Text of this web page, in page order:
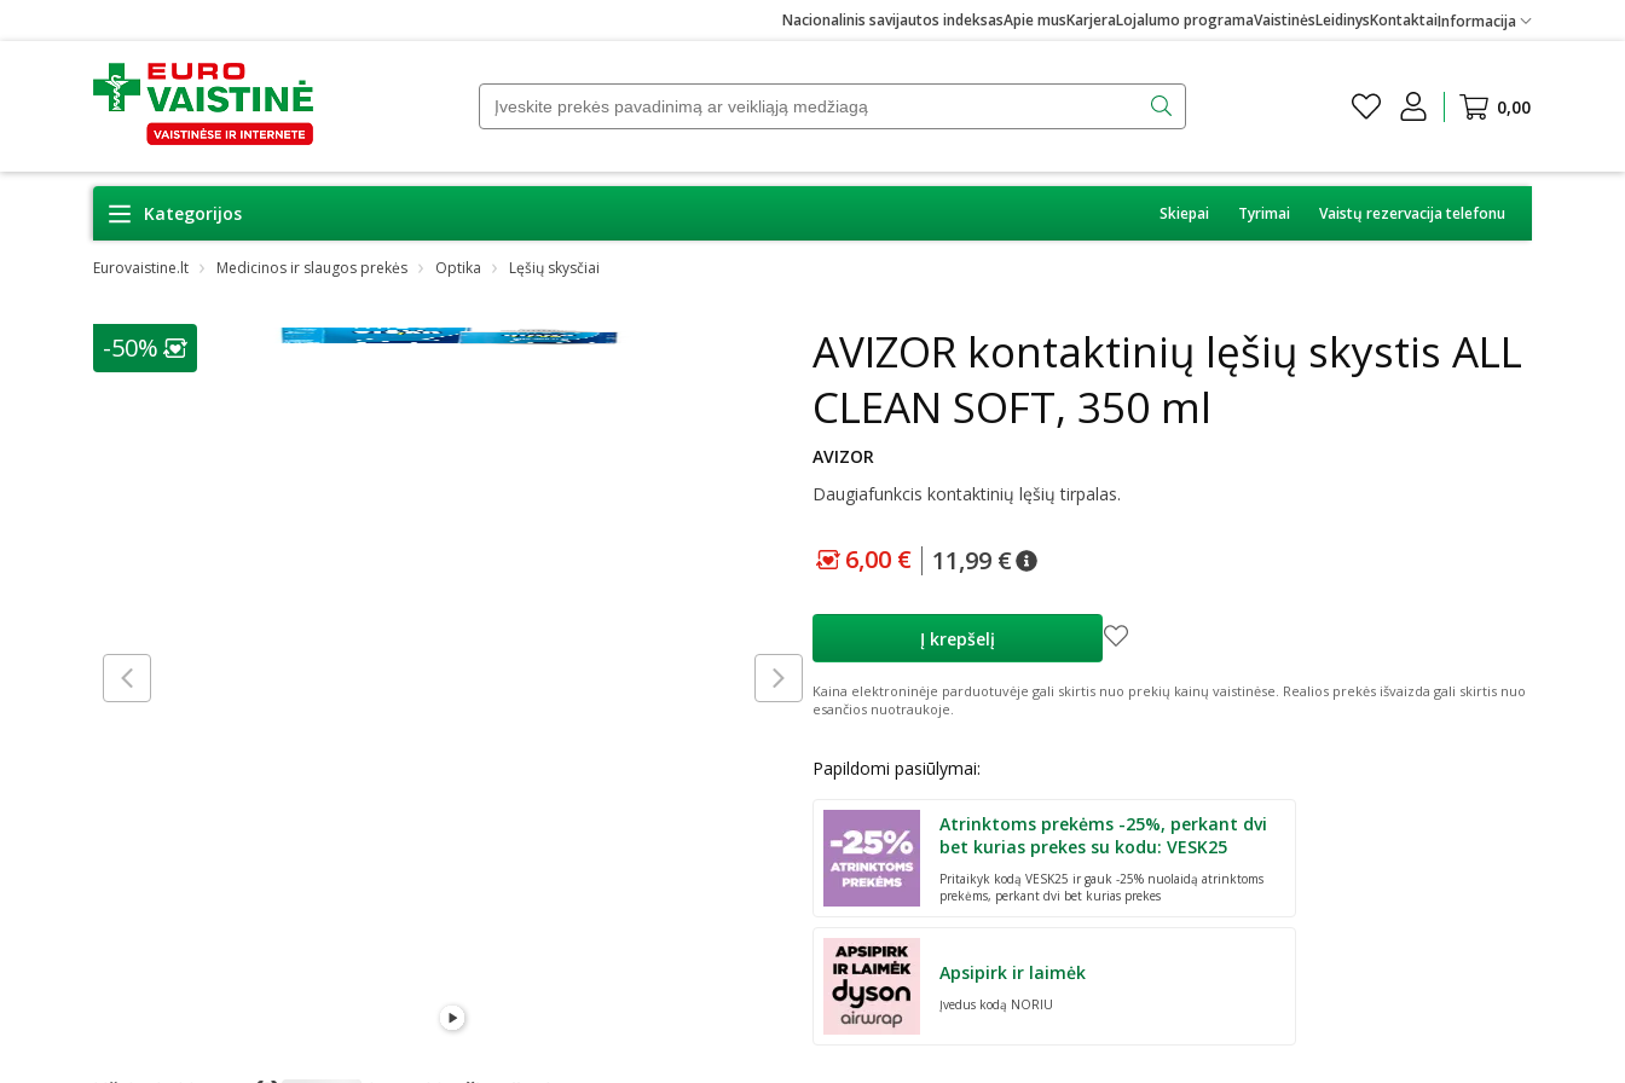
Nacionalinis savijautos indeksasApie musKarjeraLojalumo programaVaistinėsLeidinysKontaktaiInformacija
0,00
Kategorijos Skiepai Tyrimai Vaistų rezervacija telefonu
Eurovaistine.lt Medicinos ir slaugos prekės Optika Lęšių skysčiai
-50%
AVIZOR kontaktinių lęšių skystis ALL
CLEAN SOFT, 350 ml
AVIZOR
Daugiafunkcis kontaktinių lęšių tirpalas.
11,99 €patarimas
Įprasta kaina
patarimas
Lojalumo klubo kaina
6,00 €
Į krepšelį
Kaina elektroninėje parduotuvėje gali skirtis nuo prekių kainų vaistinėse. Realios prekės išvaizda gali skirtis nuo
esančios nuotraukoje.
Papildomi pasiūlymai:
Atrinktoms prekėms -25%, perkant dvi
bet kurias prekes su kodu: VESK25
Pritaikyk kodą VESK25 ir gauk -25% nuolaidą atrinktoms
prekėms, perkant dvi bet kurias prekes
Apsipirk ir laimėk
Įvedus kodą NORIU